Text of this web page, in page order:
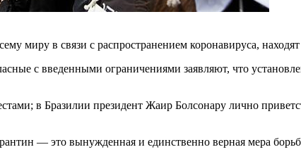
миру в связи с распространением коронавируса,
с введенными ограничениями заявляют, что
в Бразилии президент Жаир Болсонару лично
— это вынужденная и единственно верная мера